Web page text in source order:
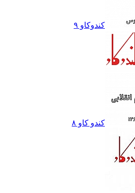
کندوکاو ٩
کندو کاو ٨